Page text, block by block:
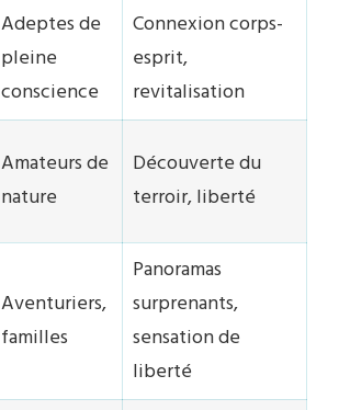
Adeptes de
pleine
conscience
Connexion corps-
esprit,
revitalisation
Amateurs de
nature
Découverte du
terroir, liberté
Aventuriers,
familles
Panoramas
surprenants,
sensation de
liberté